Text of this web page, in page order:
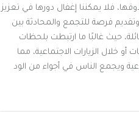
فلا يمكننا إغفال دورها في تعزيز
فرصة للتجمع والمحادثة بين
حيث غالبًا ما ارتبطت بلحظات
أو خلال الزيارات الاجتماعية، مما
ويجمع الناس في أجواء من الود